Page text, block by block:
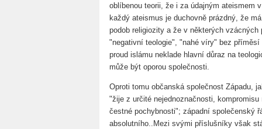
oblíbenou teorii, že i za údajným ateismem
každý ateismus je duchovně prázdný, že
podob religiozity a že v některých
"negativní teologie", "nahé víry" bez
proud islámu neklade hlavní důraz na
může být oporou společnosti.
Oproti tomu občanská společnost Západu,
"žije z určité nejednoznačnosti,
čestné pochybnosti"; západní společenský
absolutního..Mezi svými příslušníky však